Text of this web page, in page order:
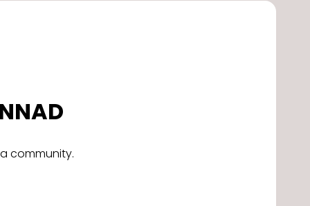
community.